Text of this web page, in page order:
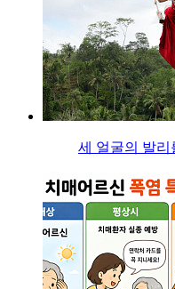
세 얼굴의 발리